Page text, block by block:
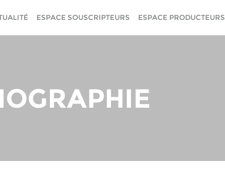
ESPACE SOUSCRIPTEURS ESPACE PRODUCTEURS